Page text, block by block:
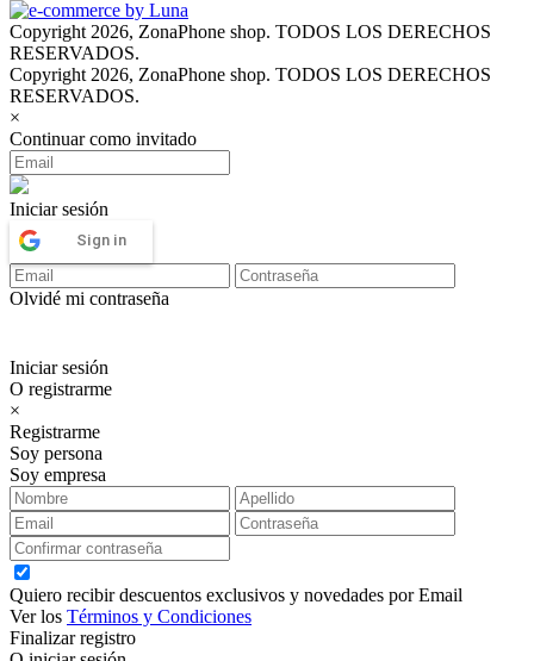
Copyright 2026, ZonaPhone shop. TODOS LOS DERECHOS
RESERVADOS.
Copyright 2026, ZonaPhone shop. TODOS LOS DERECHOS
RESERVADOS.
×
Continuar como invitado
Iniciar sesión
Sign in
Olvidé mi contraseña
Iniciar sesión
O registrarme
×
Registrarme
Soy persona
Soy empresa
Quiero recibir descuentos exclusivos y novedades por Email
Ver los Términos y Condiciones
Finalizar registro